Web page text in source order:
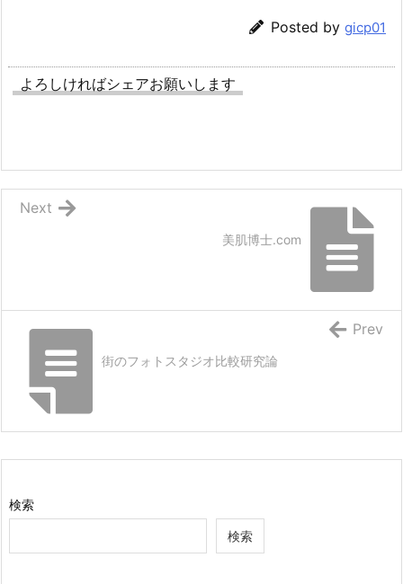
Posted by gicp01
よろしければシェアお願いします
美肌博士.com
Next
街のフォトスタジオ比較研究論
Prev
検索
検索